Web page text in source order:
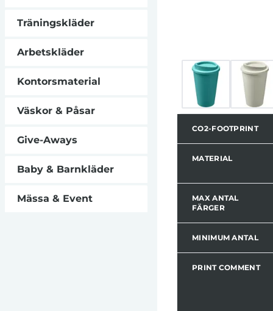
Träningskläder
Arbetskläder
Kontorsmaterial
Väskor & Påsar
Give-Aways
Baby & Barnkläder
Mässa & Event
CO2-FOOTPRINT
MATERIAL
MAX ANTAL
FÄRGER
MINIMUM ANTAL
PRINT COMMENT